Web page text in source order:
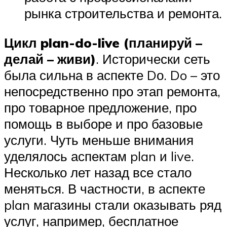
рынка строительства и ремонта.
Цикл plan-do-live (планируй –
делай – живи). Исторически сеть
была сильна в аспекте Dо. Do – это
непосредственно про этап ремонта,
про товарное предложение, про
помощь в выборе и про базовые
услуги. Чуть меньше внимания
уделялось аспектам plan и live.
Несколько лет назад все стало
меняться. В частности, в аспекте
plan магазины стали оказывать ряд
услуг, например, бесплатное